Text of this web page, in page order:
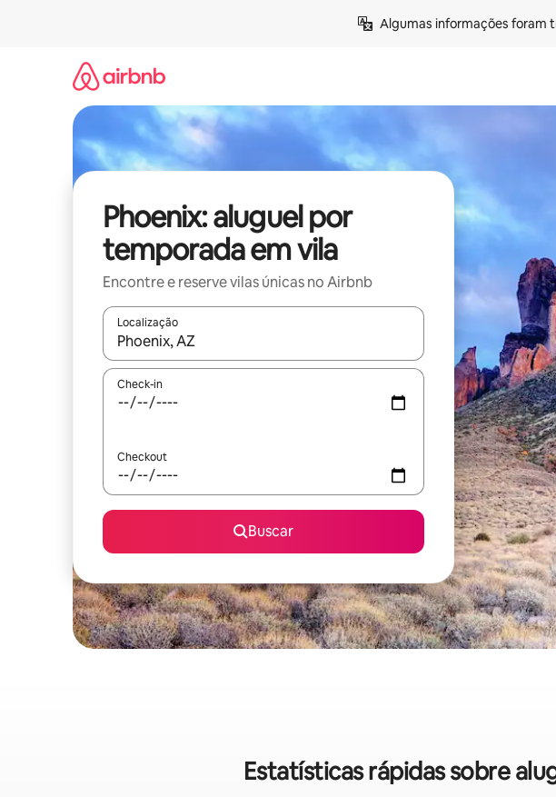
Algumas informações foram
Phoenix: aluguel por
temporada em vila
Encontre e reserve vilas únicas no Airbnb
Localização
Quando os resultados estiverem disponíveis, explore-os usando as seta
Check-in
Checkout
Buscar
Estatísticas rápidas sobre